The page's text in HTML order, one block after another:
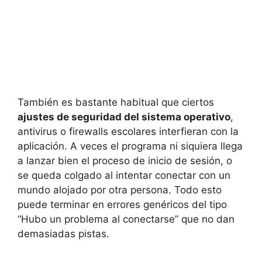
También es bastante habitual que ciertos
ajustes de seguridad del sistema operativo,
antivirus o firewalls escolares interfieran con la
aplicación. A veces el programa ni siquiera llega
a lanzar bien el proceso de inicio de sesión, o
se queda colgado al intentar conectar con un
mundo alojado por otra persona. Todo esto
puede terminar en errores genéricos del tipo
“Hubo un problema al conectarse” que no dan
demasiadas pistas.